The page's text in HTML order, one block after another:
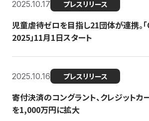
2025.10.17 プレスリリース
児童虐待ゼロを目指し21団体が連携。
2025」11月1日スタート
2025.10.16 プレスリリース
寄付決済のコングラント、クレジット
を1,000万円に拡大